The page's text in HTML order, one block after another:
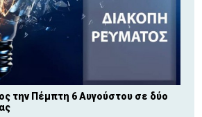
την Πέμπτη 6 Αυγούστου σε δύο